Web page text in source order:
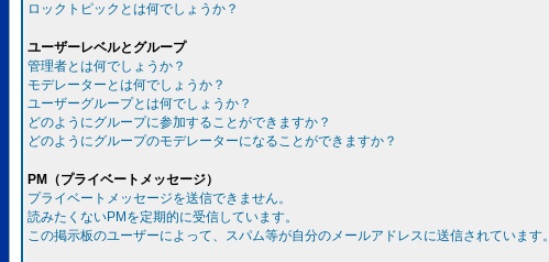
ロックトピックとは何でしょうか？
ユーザーレベルとグループ
管理者とは何でしょうか？
モデレーターとは何でしょうか？
ユーザーグループとは何でしょうか？
どのようにグループに参加することができますか？
どのようにグループのモデレーターになることができますか？
PM（プライベートメッセージ）
プライベートメッセージを送信できません。
読みたくないPMを定期的に受信しています。
この掲示板のユーザーによって、スパム等が自分のメールアドレスに送信されています。